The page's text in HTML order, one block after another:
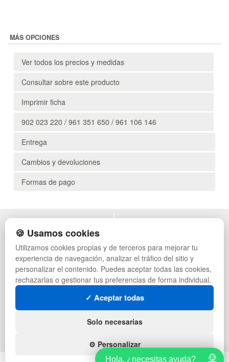
MÁS OPCIONES
Ver todos los precios y medidas
Consultar sobre este producto
Imprimir ficha
902 023 220 / 961 351 650 / 961 106 146
Entrega
Cambios y devoluciones
Formas de pago
CONDICIONES DE USO
CAMBIOS Y DEVOLUCIONES
CONTACTO
QUIENES SOMOS
MAPA WEB
PREGUNTAS FRECUENTES
SÍGUENOS:
MUEBLES VINTAGE
TIENDA DE DEPORTES
MUEBLES HOSTELERÍA
SUMINISTROS HOSTELERÍA
MUEBLES CON PALETS
LOTES DE NAVIDAD
GESTIÓN DE RESIDUOS
🍪 Usamos cookies
Utilizamos cookies propias y de terceros para mejorar tu
experiencia de navegación, analizar el tráfico del sitio y
personalizar el contenido. Puedes aceptar todas las cookies,
rechazarlas o gestionar tus preferencias de forma individual.
✓ Aceptar todas
Solo necesarias
⚙️ Personalizar
Hola, ¿necesitas ayuda?